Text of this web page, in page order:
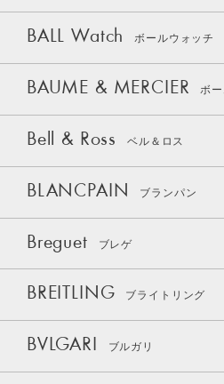
BALL Watch ボールウォッチ
BAUME & MERCIER ボ
Bell & Ross ベル＆ロス
BLANCPAIN ブランパン
Breguet ブレゲ
BREITLING ブライトリング
BVLGARI ブルガリ